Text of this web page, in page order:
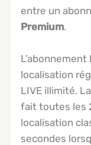
entre un
Premium.
localisation
LIVE illimité.
fait toutes les
localisation
secondes